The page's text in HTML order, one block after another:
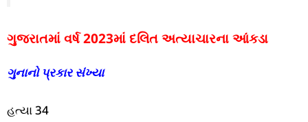
ગુજરાતમાં વર્ષ 2023માં દલિત અત્યાચારના આંકડા
ગુનાનો પ્રકાર સંખ્યા
હત્યા 34